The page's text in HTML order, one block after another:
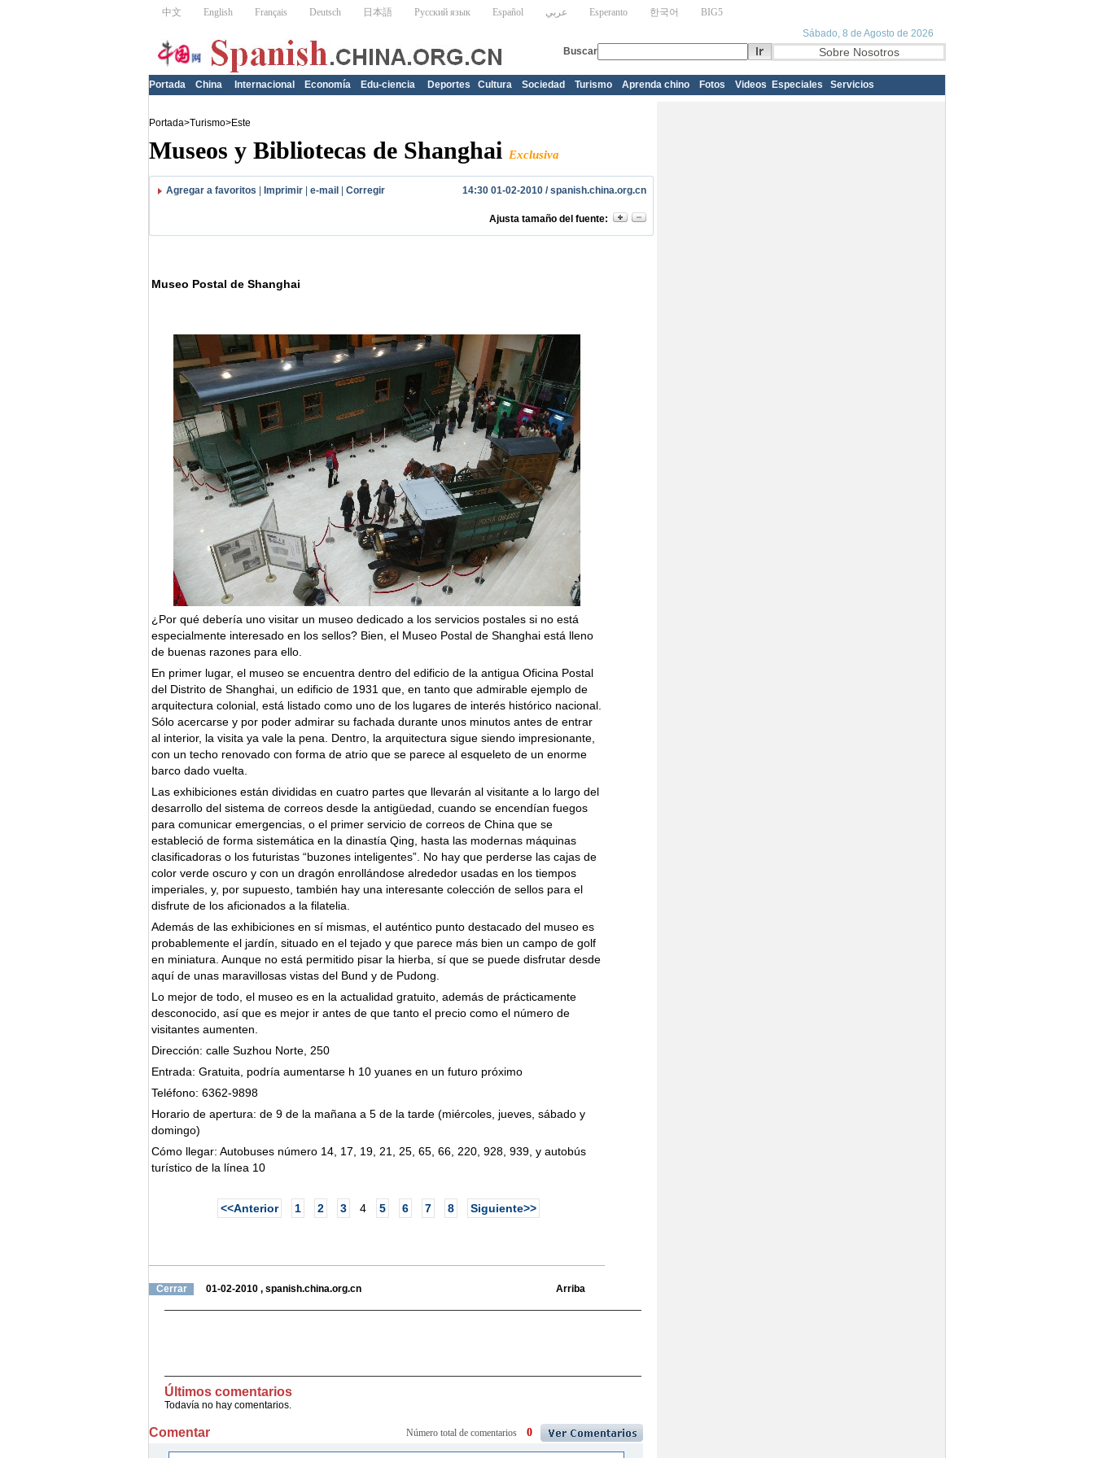
Portada China Internacional Economía Edu-ciencia Deportes Cultura Sociedad Turismo Aprenda chino Fotos Videos Especiales Servicios
Portada>Turismo>Este
Museos y Bibliotecas de Shanghai Exclusiva
Agregar a favoritos Imprimir e-mail Corregir 14:30 01-02-2010 /spanish.china.org.cn
Ajusta tamaño del fuente:
Museo Postal de Shanghai
¿Por qué debería uno visitar un museo dedicado a los servicios postales si no está
especialmente interesado en los sellos? Bien, el Museo Postal de Shanghai está lleno
de buenas razones para ello.
En primer lugar, el museo se encuentra dentro del edificio de la antigua Oficina Postal
del Distrito de Shanghai, un edificio de 1931 que, en tanto que admirable ejemplo de
arquitectura colonial, está listado como uno de los lugares de interés histórico nacional.
Sólo acercarse y por poder admirar su fachada durante unos minutos antes de entrar
al interior, la visita ya vale la pena. Dentro, la arquitectura sigue siendo impresionante,
con un techo renovado con forma de atrio que se parece al esqueleto de un enorme
barco dado vuelta.
Las exhibiciones están divididas en cuatro partes que llevarán al visitante a lo largo del
desarrollo del sistema de correos desde la antigüedad, cuando se encendían fuegos
para comunicar emergencias, o el primer servicio de correos de China que se
estableció de forma sistemática en la dinastía Qing, hasta las modernas máquinas
clasificadoras o los futuristas “buzones inteligentes”. No hay que perderse las cajas de
color verde oscuro y con un dragón enrollándose alrededor usadas en los tiempos
imperiales, y, por supuesto, también hay una interesante colección de sellos para el
disfrute de los aficionados a la filatelia.
Además de las exhibiciones en sí mismas, el auténtico punto destacado del museo es
probablemente el jardín, situado en el tejado y que parece más bien un campo de golf
en miniatura. Aunque no está permitido pisar la hierba, sí que se puede disfrutar desde
aquí de unas maravillosas vistas del Bund y de Pudong.
Lo mejor de todo, el museo es en la actualidad gratuito, además de prácticamente
desconocido, así que es mejor ir antes de que tanto el precio como el número de
visitantes aumenten.
Dirección: calle Suzhou Norte, 250
Entrada: Gratuita, podría aumentarse h 10 yuanes en un futuro próximo
Teléfono: 6362-9898
Horario de apertura: de 9 de la mañana a 5 de la tarde (miércoles, jueves, sábado y
domingo)
Cómo llegar: Autobuses número 14, 17, 19, 21, 25, 65, 66, 220, 928, 939, y autobús
turístico de la línea 10
<<Anterior 1 2 3 4 5 6 7 8 Siguiente>>
Cerrar 01-02-2010 , spanish.china.org.cn Arriba
Últimos comentarios
Todavía no hay comentarios.
Comentar Número total de comentarios 0